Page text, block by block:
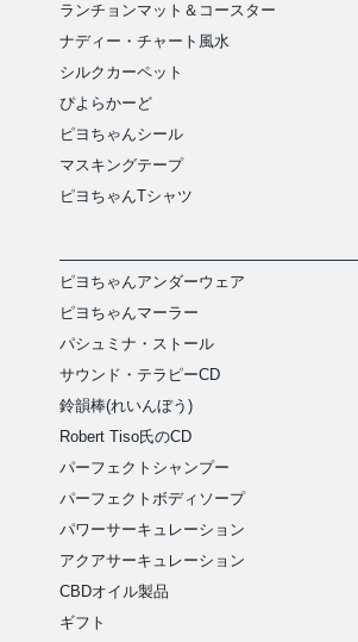
ランチョンマット＆コースター
ナディー・チャート風水
シルクカーペット
ぴよらかーど
ピヨちゃんシール
マスキングテープ
ピヨちゃんTシャツ
ピヨちゃんアンダーウェア
ピヨちゃんマーラー
パシュミナ・ストール
サウンド・テラピーCD
鈴韻棒(れいんぼう)
Robert Tiso氏のCD
パーフェクトシャンプー
パーフェクトボディソープ
パワーサーキュレーション
アクアサーキュレーション
CBDオイル製品
ギフト